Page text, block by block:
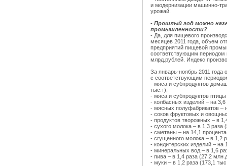
и модернизации машинно-
урожай.
- Прошлый год можно
промышленности?
- Да, для пищевого
месяцев 2011 года, объем
предприятий пищевой
соответствующим периодом
млрд.рублей. Индекс
За январь-ноябрь 2011 года
с соответствующим
- мяса и субпродуктов
тыс.т),
- мяса и субпродуктов
- колбасных изделий – на
- мясных полуфабрикатов –
- соков фруктовых и
- продуктов творожных – в
- сухого молока – в 1,3 раза
- сметаны – на 14,1
- сгущенного молока – в 1,2
- кондитерских изделий – на
- минеральных вод – в 1,6
- пива – в 1,4 раза (27,2
- муки – в 1,2 раза (173,1